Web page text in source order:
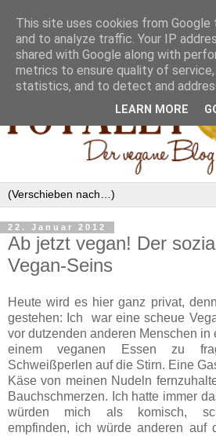
22. Januar 2012
Ab jetzt vegan! Der
Vegan-Seins
Heute wird es hier ganz privat,
gestehen: Ich war eine scheue
vor dutzenden anderen Menschen in
einem veganen Essen zu
Schweißperlen auf die Stirn. Eine
Käse von meinen Nudeln
Bauchschmerzen. Ich hatte immer
würden mich als komisch,
empfinden, ich würde anderen auf
This site uses cookies from
and to analyze traffic. Your IP
shared with Google along with
metrics to ensure quality of
statistics, and to detect and
LEARN MORE